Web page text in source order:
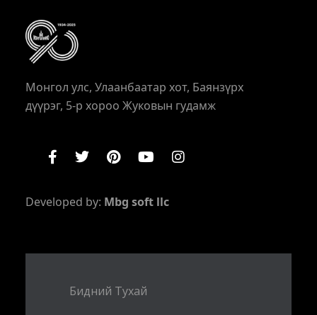
Монгол улс, Улаанбаатар хот, Баянзүрх
дүүрэг, 5-р хороо Жуковын гудамж
Developed by: Mbg soft llc
Бидний Тухай